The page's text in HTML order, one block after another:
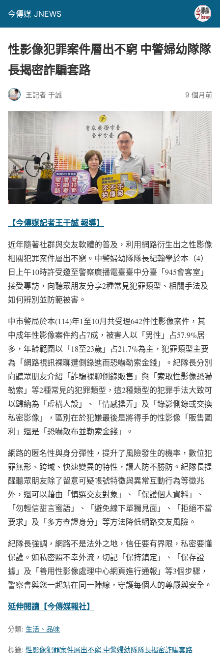
今傳媒 JNEWS
性影像犯罪案件層出不窮 中警婦幼隊隊
長揭密詐騙套路
王記者 于誠 9 個月前
【今傳媒記者王于誠 報導】
近年隨著社群與交友軟體的普及，利用網路衍生出之性影像
相關犯罪案件層出不窮。中警婦幼隊隊長紀翰學於本（4）
日上午10時許受邀至警察廣播電臺臺中分臺「945會客室」
接受專訪，向聽眾朋友分享2種常見犯罪類型、相關手法及
如何辨別並防範被害。
中市警局於本(114)年1至10月共受理642件性影像案件，其
中成年性影像案件約占7成，被害人以「男性」占57.9%居
多，年齡範圍以「18至23歲」占21.7%為主，犯罪類型主要
為「網路視訊裸聊遭側錄進而恐嚇勒索金錢」。紀隊長分別
向聽眾朋友介紹「詐騙裸聊側錄販售」與「索取性影像恐嚇
勒索」等2種常見的犯罪類型，這2種類型的犯罪手法大致可
以歸納為「虛構人設」、「情感操弄」及「錄影側錄或交換
私密影像」，區別在於犯嫌最後是將得手的性影像「販售圖
利」還是「恐嚇散布並勒索金錢」。
網路的匿名性與身分彈性，提升了風險發生的機率，數位犯
罪無形、跨域、快速變異的特性，讓人防不勝防。紀隊長提
醒聽眾朋友除了留意可疑帳號特徵與異常互動行為等徵兆
外，還可以藉由「慎選交友對象」、「保護個人資料」、
「勿輕信甜言蜜語」、「避免線下單獨見面」、「拒絕不當
要求」及「多方查證身分」等方法降低網路交友風險。
紀隊長強調，網路不是法外之地，信任要有界限，私密要懂
保護。如私密照不幸外流，切記「保持鎮定」、「保存證
據」及「善用性影像處理中心網頁進行通報」等3個步驟，
警察會與您一起站在同一陣線，守護每個人的尊嚴與安全。
延伸閱讀【今傳媒報社】
分類: 生活、品味
標籤: 性影像犯罪案件層出不窮 中警婦幼隊隊長揭密詐騙套路